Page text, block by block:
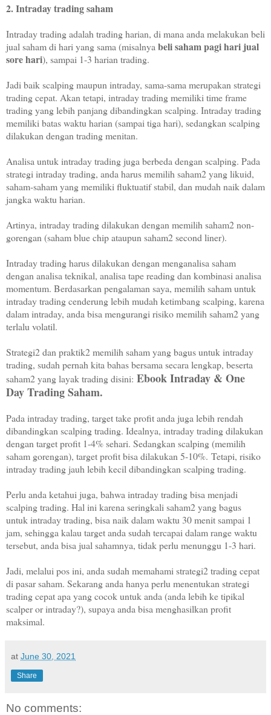
2. Intraday trading saham
Intraday trading adalah trading harian, di mana anda melakukan beli
jual saham di hari yang sama (misalnya beli saham pagi hari jual
sore hari), sampai 1-3 harian trading.
Jadi baik scalping maupun intraday, sama-sama merupakan strategi
trading cepat. Akan tetapi, intraday trading memiliki time frame
trading yang lebih panjang dibandingkan scalping. Intraday trading
memiliki batas waktu harian (sampai tiga hari), sedangkan scalping
dilakukan dengan trading menitan.
Analisa untuk intraday trading juga berbeda dengan scalping. Pada
strategi intraday trading, anda harus memilih saham2 yang likuid,
saham-saham yang memiliki fluktuatif stabil, dan mudah naik dalam
jangka waktu harian.
Artinya, intraday trading dilakukan dengan memilih saham2 non-
gorengan (saham blue chip ataupun saham2 second liner).
Intraday trading harus dilakukan dengan menganalisa saham
dengan analisa teknikal, analisa tape reading dan kombinasi analisa
momentum. Berdasarkan pengalaman saya, memilih saham untuk
intraday trading cenderung lebih mudah ketimbang scalping, karena
dalam intraday, anda bisa mengurangi risiko memilih saham2 yang
terlalu volatil.
Strategi2 dan praktik2 memilih saham yang bagus untuk intraday
trading, sudah pernah kita bahas bersama secara lengkap, beserta
saham2 yang layak trading disini: Ebook Intraday & One
Day Trading Saham.
Pada intraday trading, target take profit anda juga lebih rendah
dibandingkan scalping trading. Idealnya, intraday trading dilakukan
dengan target profit 1-4% sehari. Sedangkan scalping (memilih
saham gorengan), target profit bisa dilakukan 5-10%. Tetapi, risiko
intraday trading jauh lebih kecil dibandingkan scalping trading.
Perlu anda ketahui juga, bahwa intraday trading bisa menjadi
scalping trading. Hal ini karena seringkali saham2 yang bagus
untuk intraday trading, bisa naik dalam waktu 30 menit sampai 1
jam, sehingga kalau target anda sudah tercapai dalam range waktu
tersebut, anda bisa jual sahamnya, tidak perlu menunggu 1-3 hari.
Jadi, melalui pos ini, anda sudah memahami strategi2 trading cepat
di pasar saham. Sekarang anda hanya perlu menentukan strategi
trading cepat apa yang cocok untuk anda (anda lebih ke tipikal
scalper or intraday?), supaya anda bisa menghasilkan profit
maksimal.
at June 30, 2021
Share
No comments: